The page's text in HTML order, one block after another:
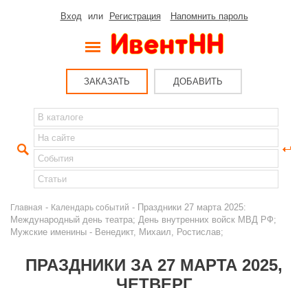
Вход или Регистрация Напомнить пароль
ЗАКАЗАТЬ ДОБАВИТЬ
Главная - Календарь событий - Праздники 27 марта 2025:
Международный день театра; День внутренних войск МВД РФ;
Мужские именины - Венедикт, Михаил, Ростислав;
ПРАЗДНИКИ ЗА 27 МАРТА 2025,
ЧЕТВЕРГ